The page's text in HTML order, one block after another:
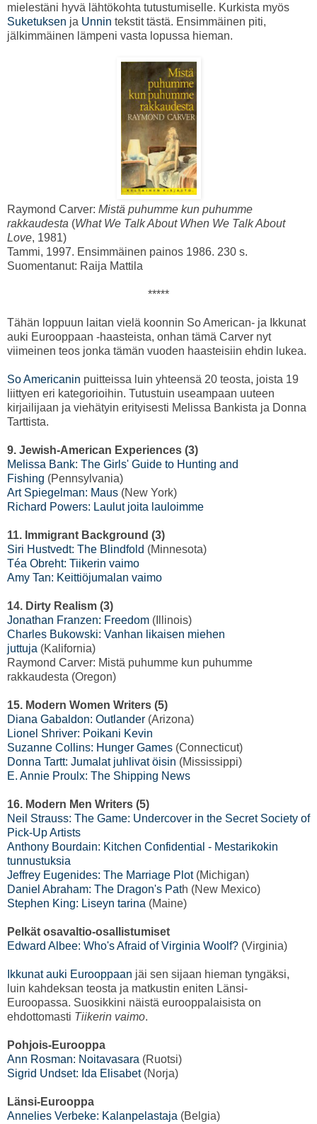
mielestäni hyvä lähtökohta tutustumiselle. Kurkista myös
Suketuksen ja Unnin tekstit tästä. Ensimmäinen piti,
jälkimmäinen lämpeni vasta lopussa hieman.
Raymond Carver: Mistä puhumme kun puhumme
rakkaudesta (What We Talk About When We Talk About
Love, 1981)
Tammi, 1997. Ensimmäinen painos 1986. 230 s.
Suomentanut: Raija Mattila
*****
Tähän loppuun laitan vielä koonnin So American- ja Ikkunat
auki Eurooppaan -haasteista, onhan tämä Carver nyt
viimeinen teos jonka tämän vuoden haasteisiin ehdin lukea.
So Americanin puitteissa luin yhteensä 20 teosta, joista 19
liittyen eri kategorioihin. Tutustuin useampaan uuteen
kirjailijaan ja viehätyin erityisesti Melissa Bankista ja Donna
Tarttista.
9. Jewish-American Experiences (3)
Melissa Bank: The Girls' Guide to Hunting and
Fishing (Pennsylvania)
Art Spiegelman: Maus (New York)
Richard Powers: Laulut joita lauloimme
11. Immigrant Background (3)
Siri Hustvedt: The Blindfold (Minnesota)
Téa Obreht: Tiikerin vaimo
Amy Tan: Keittiöjumalan vaimo
14. Dirty Realism (3)
Jonathan Franzen: Freedom (Illinois)
Charles Bukowski: Vanhan likaisen miehen
juttuja (Kalifornia)
Raymond Carver: Mistä puhumme kun puhumme
rakkaudesta (Oregon)
15. Modern Women Writers (5)
Diana Gabaldon: Outlander (Arizona)
Lionel Shriver: Poikani Kevin
Suzanne Collins: Hunger Games (Connecticut)
Donna Tartt: Jumalat juhlivat öisin (Mississippi)
E. Annie Proulx: The Shipping News
16. Modern Men Writers (5)
Neil Strauss: The Game: Undercover in the Secret Society of
Pick-Up Artists
Anthony Bourdain: Kitchen Confidential - Mestarikokin
tunnustuksia
Jeffrey Eugenides: The Marriage Plot(Michigan)
Daniel Abraham: The Dragon's Path (New Mexico)
Stephen King: Liseyn tarina (Maine)
Pelkät osavaltio-osallistumiset
Edward Albee: Who's Afraid of Virginia Woolf? (Virginia)
Ikkunat auki Eurooppaan jäi sen sijaan hieman tyngäksi,
luin kahdeksan teosta ja matkustin eniten Länsi-
Euroopassa. Suosikkini näistä eurooppalaisista on
ehdottomasti Tiikerin vaimo.
Pohjois-Eurooppa
Ann Rosman: Noitavasara (Ruotsi)
Sigrid Undset: Ida Elisabet(Norja)
Länsi-Eurooppa
Annelies Verbeke: Kalanpelastaja (Belgia)